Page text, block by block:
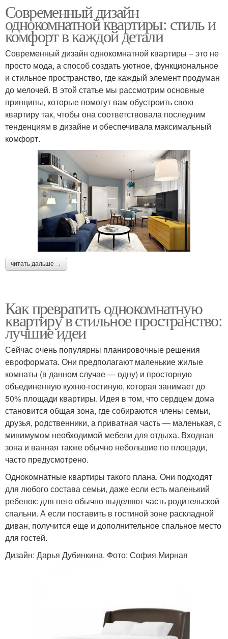
Современный дизайн
однокомнатной квартиры: стиль и
комфорт в каждой детали
Современный дизайн однокомнатной квартиры – это не
просто мода, а способ создать уютное, функциональное
и стильное пространство, где каждый элемент продуман
до мелочей. В этой статье мы рассмотрим основные
принципы, которые помогут вам обустроить свою
квартиру так, чтобы она соответствовала последним
тенденциям в дизайне и обеспечивала максимальный
комфорт.
читать дальше →
Как превратить однокомнатную
квартиру в стильное пространство:
лучшие идеи
Сейчас очень популярны планировочные решения
евроформата. Они предполагают маленькие жилые
комнаты (в данном случае — одну) и просторную
объединенную кухню-гостиную, которая занимает до
50% площади квартиры. Идея в том, что сердцем дома
становится общая зона, где собираются члены семьи,
друзья, родственники, а приватная часть — маленькая, с
минимумом необходимой мебели для отдыха. Входная
зона и ванная также обычно небольшие по площади,
часто предусмотрено.
Однокомнатные квартиры такого плана. Они подходят
для любого состава семьи, даже если есть маленький
ребенок: для него обычно выделяют часть родительской
спальни. А если поставить в гостиной зоне раскладной
диван, получится еще и дополнительное спальное место
для гостей.
Дизайн: Дарья Дубинкина. Фото: София Мирная